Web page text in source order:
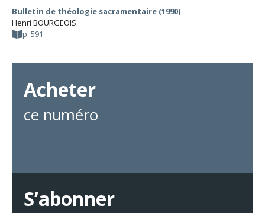
Bulletin de théologie sacramentaire (1990)
Henri BOURGEOIS
p. 591
Acheter
ce numéro
S’abonner